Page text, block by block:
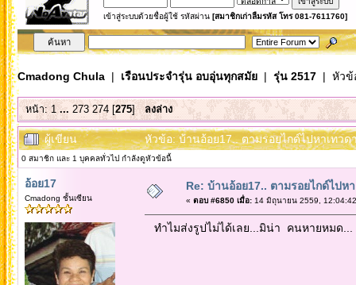
เข้าสู่ระบบด้วยชื่อผู้ใช้ รหัสผ่าน [สมาชิกเก่าลืมรหัส โทร 081-7611760]
Cmadong Chula| เรือนประจำรุ่น อบอุ่นทุกสมัย| รุ่น 2517| หัวข้
หน้า:1 ... 273 274[275]ลงล่าง
ผู้เขียน หัวข้อ: บ้านอ้อย17.. ตามรอยไกด์ไปหาเทว
0 สมาชิก และ 1 บุคคลทั่วไป กำลังดูหัวข้อนี้
อ้อย17
Cmadong ชั้นเซียน
Re: บ้านอ้อย17.. ตามรอยไกด์ไปห
« ตอบ #6850 เมื่อ:14 มิถุนายน 2559,
ทำไมส่งรูปไม่ได้เลย...มิน่า คนหายหมด...